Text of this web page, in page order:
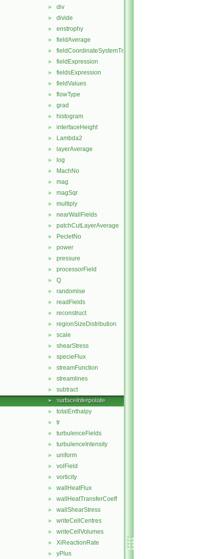
► div
► divide
► enstrophy
► fieldAverage
► fieldCoordinateSystemTransform
► fieldExpression
► fieldsExpression
► fieldValues
► flowType
► grad
► histogram
► interfaceHeight
► Lambda2
► layerAverage
► log
► MachNo
► mag
► magSqr
► multiply
► nearWallFields
► patchCutLayerAverage
► PecletNo
► power
► pressure
► processorField
► Q
► randomise
► readFields
► reconstruct
► regionSizeDistribution
► scale
► shearStress
► specieFlux
► streamFunction
► streamlines
► subtract
► surfaceInterpolate
► totalEnthalpy
► tr
► turbulenceFields
► turbulenceIntensity
► uniform
► volField
► vorticity
► wallHeatFlux
► wallHeatTransferCoeff
► wallShearStress
► writeCellCentres
► writeCellVolumes
► XiReactionRate
► yPlus